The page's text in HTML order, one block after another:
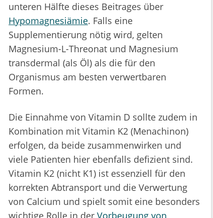
unteren Hälfte dieses Beitrages über
Hypomagnesiämie. Falls eine
Supplementierung nötig wird, gelten
Magnesium-L-Threonat und Magnesium
transdermal (als Öl) als die für den
Organismus am besten verwertbaren
Formen.
Die Einnahme von Vitamin D sollte zudem in
Kombination mit Vitamin K2 (Menachinon)
erfolgen, da beide zusammenwirken und
viele Patienten hier ebenfalls defizient sind.
Vitamin K2 (nicht K1) ist essenziell für den
korrekten Abtransport und die Verwertung
von Calcium und spielt somit eine besonders